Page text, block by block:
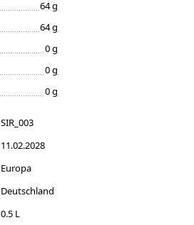
64 g
64 g
0 g
0 g
0 g
SIR_003
11.02.2028
Europa
Deutschland
0.5 L